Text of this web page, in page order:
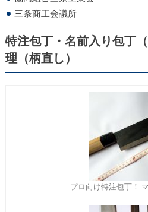
三条商工会議所
特注包丁・名前入り包丁
理（柄直し）
プロ向け特注包丁！